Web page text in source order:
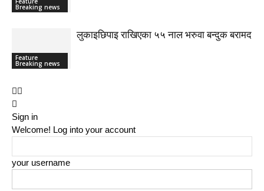
Breaking news
Feature
Breaking news
लुकाइछिपाइ राखिएका ५५ नाल भरुवा बन्दुक बरामद
Sign in
Welcome! Log into your account
your username